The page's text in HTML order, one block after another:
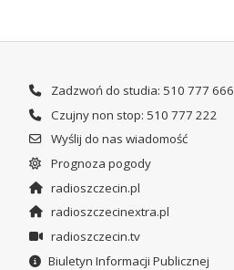
Zadzwoń do studia: 510 777 666
Czujny non stop: 510 777 222
Wyślij do nas wiadomość
Prognoza pogody
radioszczecin.pl
radioszczecinextra.pl
radioszczecin.tv
Biuletyn Informacji Publicznej